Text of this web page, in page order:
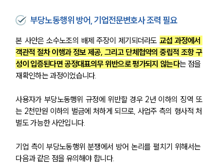
ABOUT
그룹소개
대륜의 강점
기업의뢰인을 위한 장점
업무협력·법률자문 기업
오시는 길
고객의 소리
통합검색
INSIGHT
부당노동행위 방어, 기업전문변호사 조력 필요
본 사안은 소수노조의 배제 주장이 제기되더라도 교섭 과정에서
객관적 절차 이행과 정보 제공, 그리고 단체협약의 중립적 조항 구
성이 입증된다면 공정대표의무 위반으로 평가되지 않는다는 점을
재확인하는 과정이었습니다.
사용자가 부당노동행위 규정에 위반할 경우 2년 이하의 징역 또
는 2천만원 이하의 벌금에 처하게 되므로, 사업주 측의 형사적 처
벌도 가능한 사안입니다.
기업 측이 부당노동행위 분쟁에서 방어 논리를 펼치기 위해서는
다음과 같은 점을 유의해야 합니다.